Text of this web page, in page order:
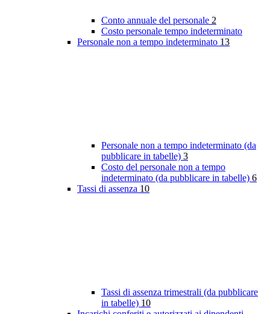
Conto annuale del personale 2
Costo personale tempo indeterminato
Personale non a tempo indeterminato 13
Personale non a tempo indeterminato (da
pubblicare in tabelle) 3
Costo del personale non a tempo
indeterminato (da pubblicare in tabelle) 6
Tassi di assenza 10
Tassi di assenza trimestrali (da pubblicare
in tabelle) 10